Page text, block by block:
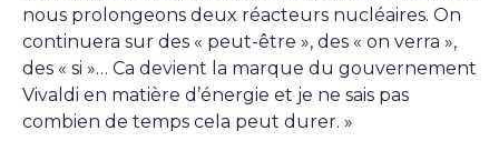
nous prolongeons deux réacteurs nucléaires. On
continuera sur des « peut-être », des « on verra »,
des « si »… Ca devient la marque du gouvernement
Vivaldi en matière d’énergie et je ne sais pas
combien de temps cela peut durer. »